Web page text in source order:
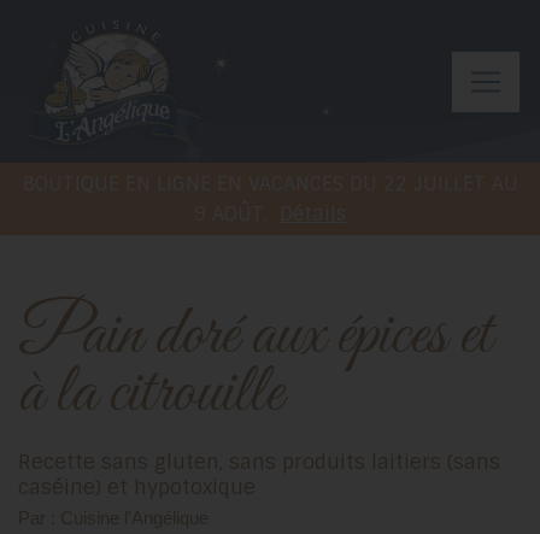
Pain doré aux épices et
à la citrouille
Recette sans gluten, sans produits laitiers (sans
caséine) et hypotoxique
Par : Cuisine l'Angélique